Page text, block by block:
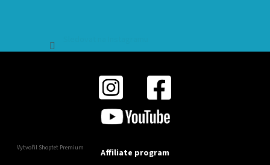
Vytvořil Shoptet Premium Affiliate program